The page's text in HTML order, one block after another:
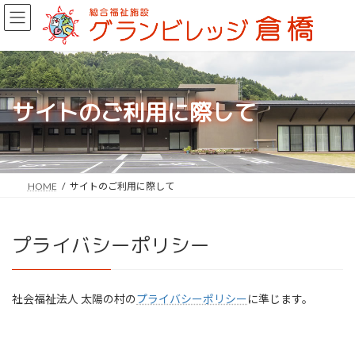
コ
ン
ン
ツ
へ
ス
ッ
プ
ナ
ビ
ー
シ
ョ
ン
移
動
サイトのご利用に際して
HOME サイトのご利用に際して
プライバシーポリシー
社会福祉法人 太陽の村のプライバシーポリシーに準じます。